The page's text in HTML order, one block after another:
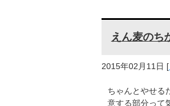
えん麦のち
2015年02月11日 [
ちゃんとやせる
意する部分って